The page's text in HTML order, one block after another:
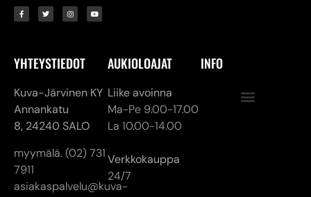
YHTEYSTIEDOT
Kuva-Järvinen KY
Annankatu
8, 24240 SALO
myymälä. (02) 731
7911
asiakaspalvelu@kuva-
AUKIOLOAJAT
Liike avoinna
Ma-Pe 9.00-17.00
La 10.00-14.00
Verkkokauppa
24/7
INFO